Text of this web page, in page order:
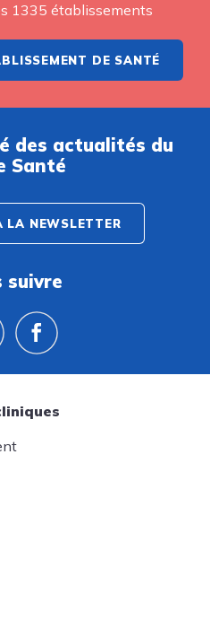
1335 établissements
DE SANTÉ
des actualités du
Santé
LA NEWSLETTER
suivre